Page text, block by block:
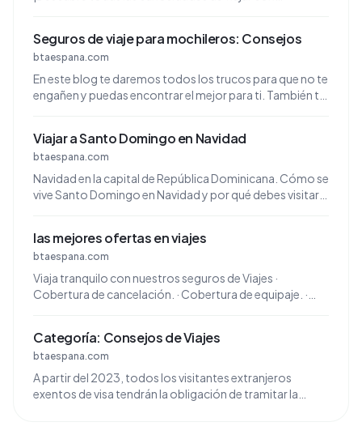
Seguros de viaje para mochileros: Consejos
btaespana.com
En este blog te daremos todos los trucos para que no te
engañen y puedas encontrar el mejor para ti. También te
Viajar a Santo Domingo en Navidad
btaespana.com
Navidad en la capital de República Dominicana. Cómo se
vive Santo Domingo en Navidad y por qué debes visitarla
las mejores ofertas en viajes
btaespana.com
Viaja tranquilo con nuestros seguros de Viajes ·
Cobertura de cancelación. · Cobertura de equipaje. ·
Categoría: Consejos de Viajes
btaespana.com
A partir del 2023, todos los visitantes extranjeros
exentos de visa tendrán la obligación de tramitar la